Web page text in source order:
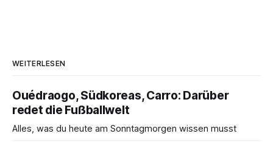
WEITERLESEN
Ouédraogo, Südkoreas, Carro: Darüber
redet die Fußballwelt
Alles, was du heute am Sonntagmorgen wissen musst